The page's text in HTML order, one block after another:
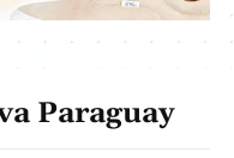
Paraguay